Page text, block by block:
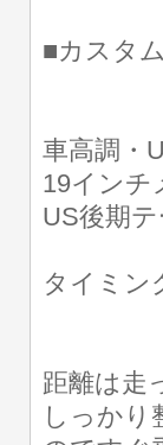
■カスタ
車高調・
19インチ
US後期
タイミン
距離は走
しっかり